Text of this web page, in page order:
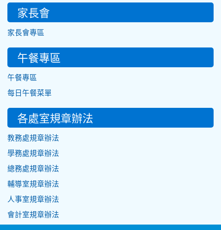
家長會
家長會專區
午餐專區
午餐專區
每日午餐菜單
各處室規章辦法
教務處規章辦法
學務處規章辦法
總務處規章辦法
輔導室規章辦法
人事室規章辦法
會計室規章辦法